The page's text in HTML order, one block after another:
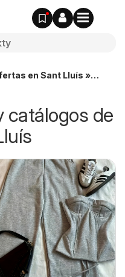
en Sant Lluís »
catálogos de